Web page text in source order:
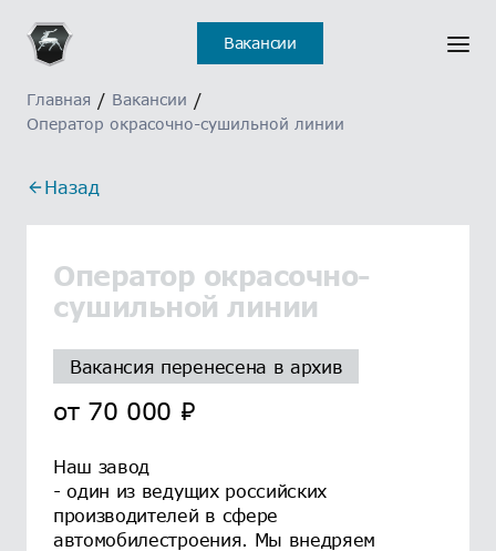
Вакансии
Главная / Вакансии /
Оператор окрасочно-сушильной линии
Назад
Оператор окрасочно-
сушильной линии
Вакансия перенесена в архив
от 70 000 ₽
Наш завод
- один из ведущих российских
производителей в сфере
автомобилестроения. Мы внедряем